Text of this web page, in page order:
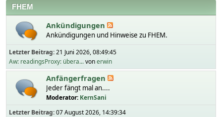
FHEM
Ankündigungen
Ankündigungen und Hinweise zu FHEM.
Letzter Beitrag:21 Juni 2026, 08:49:45
Aw: readingsProxy: übera...vonerwin
Anfängerfragen
Jeder fängt mal an....
Moderator: KernSani
Letzter Beitrag:07 August 2026, 14:39:34